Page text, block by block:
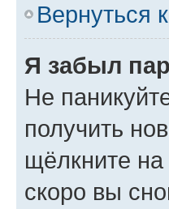
Вернуться
Я забыл
Не
получить
щёлкните
скоро вы